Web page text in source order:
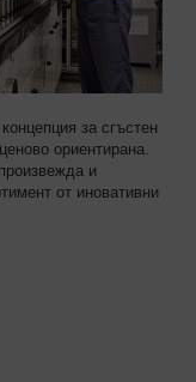
за сгъстен
ориентирана.
и
от иновативни